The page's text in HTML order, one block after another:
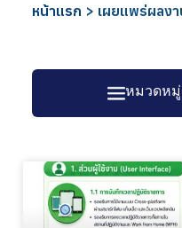
หน้าแรก > เผยแพร่ผลง
หมวดห